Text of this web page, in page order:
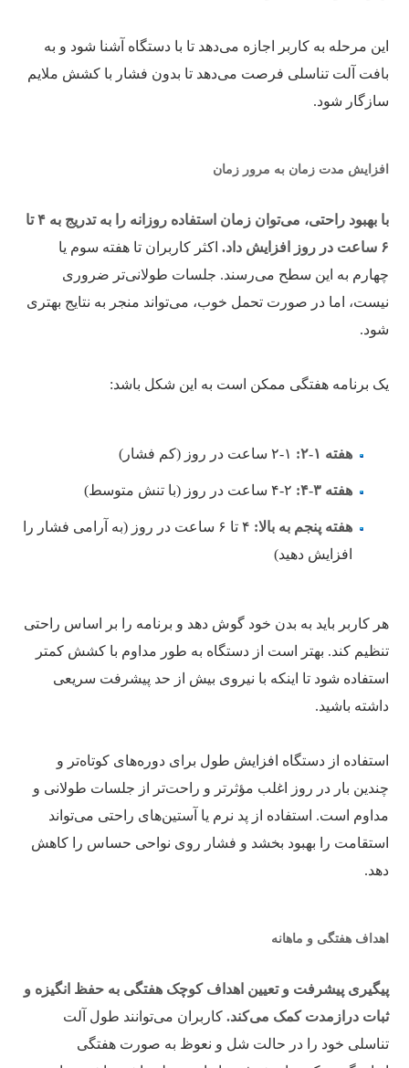
این مرحله به کاربر اجازه می‌دهد تا با دستگاه آشنا شود و به
بافت آلت تناسلی فرصت می‌دهد تا بدون فشار با کشش ملایم
سازگار شود.
افزایش مدت زمان به مرور زمان
با بهبود راحتی، می‌توان زمان استفاده روزانه را به تدریج به ۴ تا
۶ ساعت در روز افزایش داد.
اکثر کاربران تا هفته سوم یا
چهارم به این سطح می‌رسند. جلسات طولانی‌تر ضروری
نیست، اما در صورت تحمل خوب، می‌تواند منجر به نتایج بهتری
شود.
یک برنامه هفتگی ممکن است به این شکل باشد:
هفته ۱-۲:
هفته ۳-۴:
هفته پنجم به بالا:
۴ تا ۶ ساعت در روز (به آرامی فشار را
افزایش دهید)
هر کاربر باید به بدن خود گوش دهد و برنامه را بر اساس راحتی
تنظیم کند. بهتر است از دستگاه به طور مداوم با کشش کمتر
استفاده شود تا اینکه با نیروی بیش از حد پیشرفت سریعی
داشته باشید.
استفاده از دستگاه افزایش طول برای دوره‌های کوتاه‌تر و
چندین بار در روز اغلب مؤثرتر و راحت‌تر از جلسات طولانی و
مداوم است. استفاده از پد نرم یا آستین‌های راحتی می‌تواند
استقامت را بهبود بخشد و فشار روی نواحی حساس را کاهش
دهد.
اهداف هفتگی و ماهانه
پیگیری پیشرفت و تعیین اهداف کوچک هفتگی به حفظ انگیزه و
ثبات درازمدت کمک می‌کند. کاربران می‌توانند طول آلت
تناسلی خود را در حالت شل و نعوظ به صورت هفتگی